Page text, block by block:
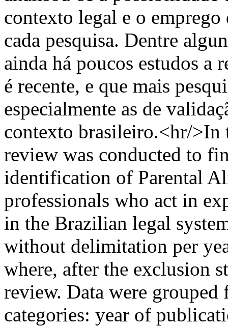
contexto legal e o
cada pesquisa. Dentre
ainda há poucos estudos a
é recente, e que mais
especialmente as de
contexto brasileiro.<hr/>In
review was conducted to
identification of Parental
professionals who act in
in the Brazilian legal
without delimitation per
where, after the exclusion
review. Data were
categories: year of